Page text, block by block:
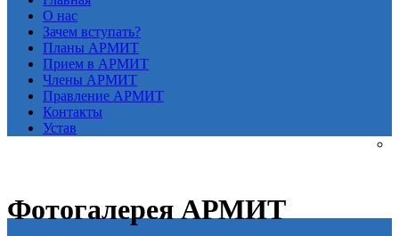
О нас
Зачем вступать?
Планы АРМИТ
Прием в АРМИТ
Члены АРМИТ
Правление АРМИТ
Контакты
Устав
Фотогалерея АРМИТ